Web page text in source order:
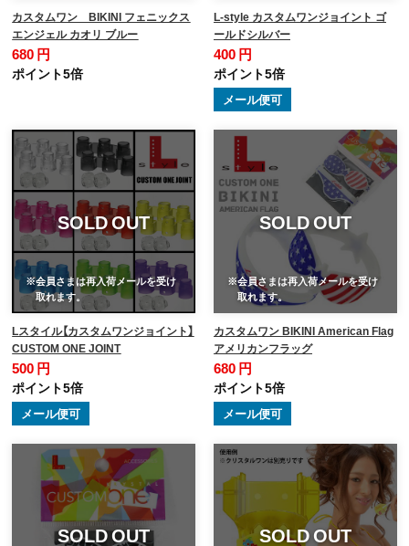
カスタムワン BIKINI フェニックス
エンジェル カオリ ブルー
680 円
ポイント5倍
L-style カスタムワンジョイント ゴ
ールドシルバー
400 円
ポイント5倍
メール便可
SOLD OUT
※会員さまは再入荷メールを受け
取れます。
Lスタイル【カスタムワンジョイント】
CUSTOM ONE JOINT
500 円
ポイント5倍
メール便可
SOLD OUT
※会員さまは再入荷メールを受け
取れます。
カスタムワン BIKINI American Flag
アメリカンフラッグ
680 円
ポイント5倍
メール便可
SOLD OUT SOLD OUT